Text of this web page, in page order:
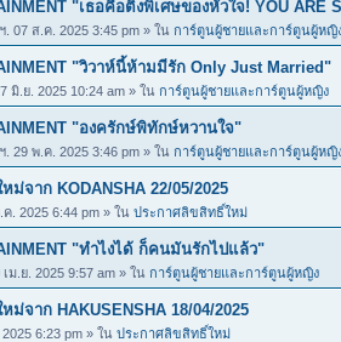
"เธอคือติ่งพิเศษของหัวใจ! YOU ARE
. 07 ส.ค. 2025 3:45 pm » ใน การ์ตูนผู้ชายและการ์ตูนผู้หญิ
"วิวาห์นี้ห้ามมีรัก Only Just Married"
มิ.ย. 2025 10:24 am » ใน การ์ตูนผู้ชายและการ์ตูนผู้หญิง
"องครักษ์พิทักษ์หวานใจ"
. 29 พ.ค. 2025 3:46 pm » ใน การ์ตูนผู้ชายและการ์ตูนผู้หญิ
ม่จาก KODANSHA 22/05/2025
. 2025 6:44 pm » ใน ประกาศลิขสิทธิ์ใหม่
"ทำไงได้ ก็คนมันรักไปแล้ว"
ม.ย. 2025 9:57 am » ใน การ์ตูนผู้ชายและการ์ตูนผู้หญิง
จาก HAKUSENSHA 18/04/2025
6:23 pm » ใน ประกาศลิขสิทธิ์ใหม่